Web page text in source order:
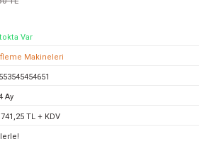
Var
Makineleri
Ay
TL + KDV